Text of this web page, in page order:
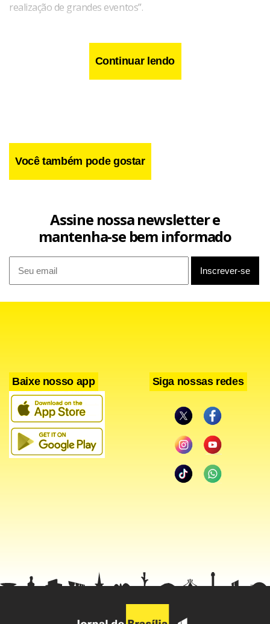
realização de grandes eventos”.
Índice de Preços ao Consumidor Amplo (IPCA). O valor que
Banheiros públicos
A lei é sancionada antes da implementação do programa
da gestão do prefeito João Doria (PSDB) que prevê
instalação de 800 banheiros fixos nas ruas da cidade, com
ar-condicionado, trocador de fraldas e espaço acessível a
Continuar lendo
Você também pode gostar
Assine nossa newsletter e
mantenha-se bem informado
Baixe nosso app Siga nossas redes